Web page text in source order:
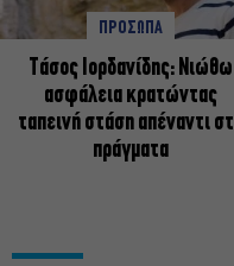
ΠΡΟΣΩΠΑ
Tάσος Ιορδανίδης: Νιώθω
ασφάλεια κρατώντας
ταπεινή στάση απέναντι
πράγματα